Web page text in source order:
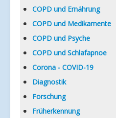
COPD und Ernährung
COPD und Medikamente
COPD und Psyche
COPD und Schlafapnoe
Corona - COVID-19
Diagnostik
Forschung
Früherkennung